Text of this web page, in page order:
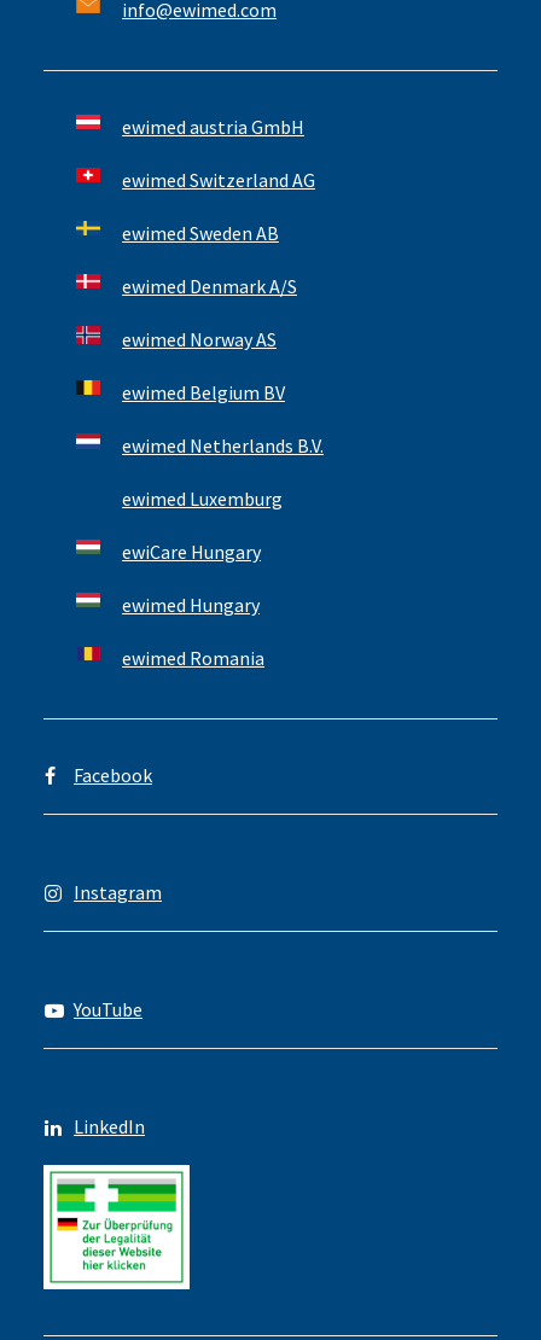
info@ewimed.com
ewimed austria GmbH
ewimed Switzerland AG
ewimed Sweden AB
ewimed Denmark A/S
ewimed Norway AS
ewimed Belgium BV
ewimed Netherlands B.V.
ewimed Luxemburg
ewiCare Hungary
ewimed Hungary
ewimed Romania
Facebook
Instagram
YouTube
LinkedIn